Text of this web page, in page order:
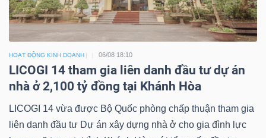
HOẠT ĐỘNG KINH DOANH 06/08 18:10
LICOGI 14 tham gia liên danh đầu tư dự án
nhà ở 2,100 tỷ đồng tại Khánh Hòa
LICOGI 14 vừa được Bộ Quốc phòng chấp thuận tham gia
liên danh đầu tư Dự án xây dựng nhà ở cho gia đình lực